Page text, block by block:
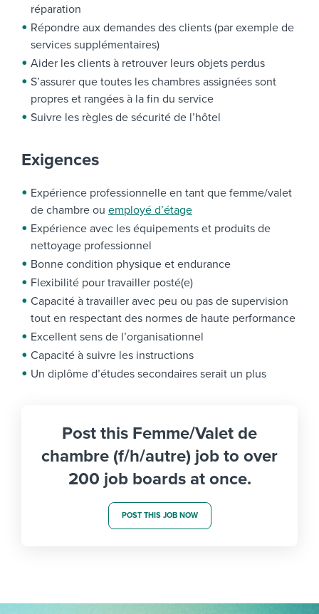
réparation
Répondre aux demandes des clients (par exemple de
services supplémentaires)
Aider les clients à retrouver leurs objets perdus
S’assurer que toutes les chambres assignées sont
propres et rangées à la fin du service
Suivre les règles de sécurité de l’hôtel
Exigences
Expérience professionnelle en tant que femme/valet
de chambre ou employé d’étage
Expérience avec les équipements et produits de
nettoyage professionnel
Bonne condition physique et endurance
Flexibilité pour travailler posté(e)
Capacité à travailler avec peu ou pas de supervision
tout en respectant des normes de haute performance
Excellent sens de l’organisationnel
Capacité à suivre les instructions
Un diplôme d’études secondaires serait un plus
Post this Femme/Valet de
chambre (f/h/autre) job to over
200 job boards at once.
POST THIS JOB NOW